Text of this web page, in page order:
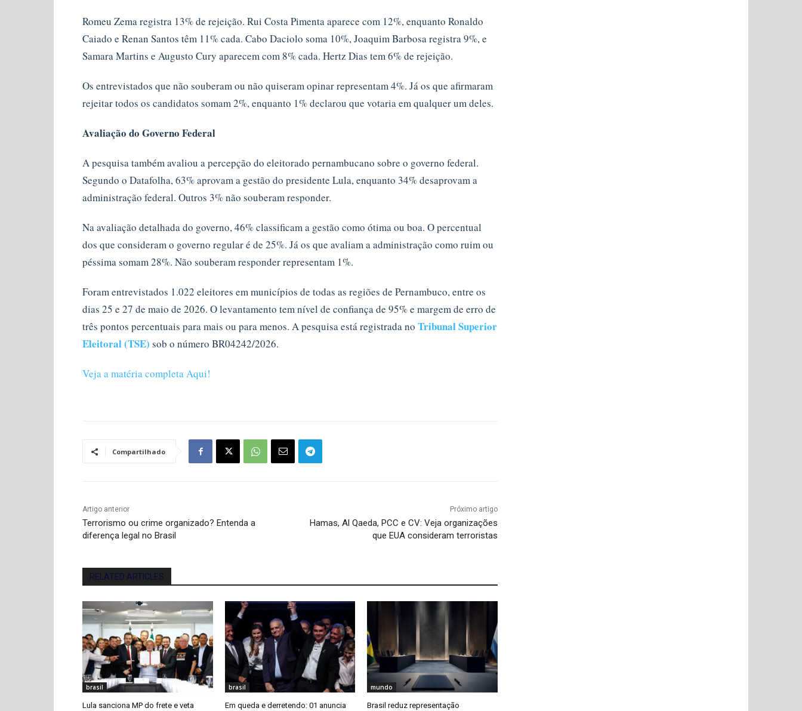
Romeu Zema registra 13% de rejeição. Rui Costa Pimenta aparece com 12%, enquanto Ronaldo
Caiado e Renan Santos têm 11% cada. Cabo Daciolo soma 10%, Joaquim Barbosa registra 9%, e
Samara Martins e Augusto Cury aparecem com 8% cada. Hertz Dias tem 6% de rejeição.
Os entrevistados que não souberam ou não quiseram opinar representam 4%. Já os que afirmaram
rejeitar todos os candidatos somam 2%, enquanto 1% declarou que votaria em qualquer um deles.
Avaliação do Governo Federal
A pesquisa também avaliou a percepção do eleitorado pernambucano sobre o governo federal.
Segundo o Datafolha, 63% aprovam a gestão do presidente Lula, enquanto 34% desaprovam a
administração federal. Outros 3% não souberam responder.
Na avaliação detalhada do governo, 46% classificam a gestão como ótima ou boa. O percentual
dos que consideram o governo regular é de 25%. Já os que avaliam a administração como ruim ou
péssima somam 28%. Não souberam responder representam 1%.
Foram entrevistados 1.022 eleitores em municípios de todas as regiões de Pernambuco, entre os
dias 25 e 27 de maio de 2026. O levantamento tem nível de confiança de 95% e margem de erro de
três pontos percentuais para mais ou para menos. A pesquisa está registrada no Tribunal Superior
Eleitoral (TSE) sob o número BR04242/2026.
Veja a matéria completa Aqui!
Compartilhado
Artigo anterior
Terrorismo ou crime organizado? Entenda a
diferença legal no Brasil
Próximo artigo
Hamas, Al Qaeda, PCC e CV: Veja organizações
que EUA consideram terroristas
RELATED ARTICLES
brasil
Lula sanciona MP do frete e veta
brasil
Em queda e derretendo: 01 anuncia
mundo
Brasil reduz representação